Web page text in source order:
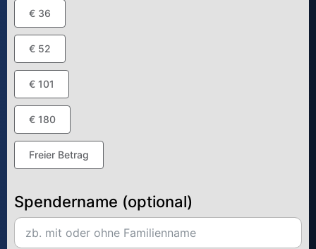
€ 36
€ 52
€ 101
€ 180
Freier Betrag
Spendername (optional)